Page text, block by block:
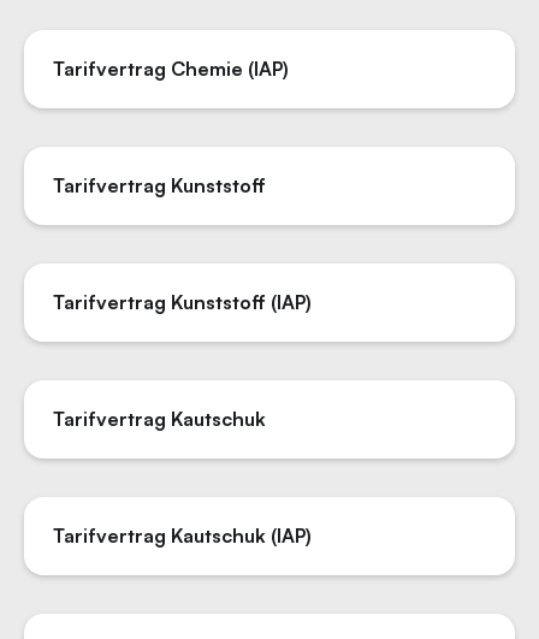
Tarifvertrag Chemie (IAP)
Tarifvertrag Kunststoff
Tarifvertrag Kunststoff (IAP)
Tarifvertrag Kautschuk
Tarifvertrag Kautschuk (IAP)